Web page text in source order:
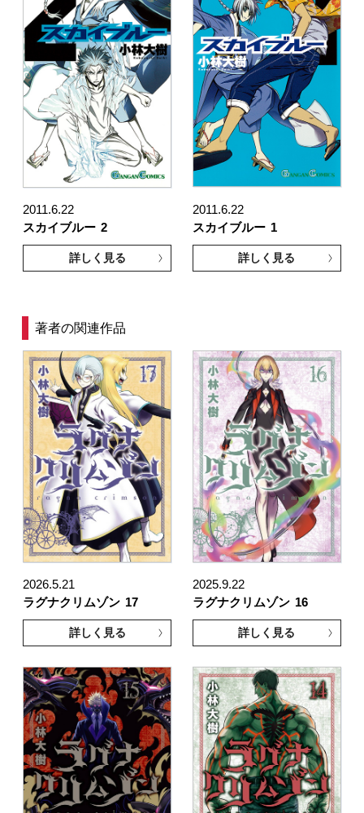
2011.6.22
スカイブルー 2
詳しく見る
2011.6.22
スカイブルー 1
詳しく見る
著者の関連作品
2026.5.21
ラグナクリムゾン 17
詳しく見る
2025.9.22
ラグナクリムゾン 16
詳しく見る